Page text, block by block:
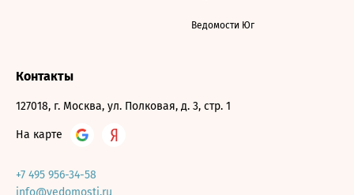
Ведомости Юг
Контакты
127018, г. Москва, ул. Полковая, д. 3, стр. 1
На карте
+7 495 956-34-58
info@vedomosti.ru